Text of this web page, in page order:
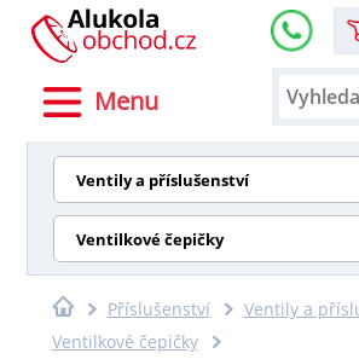
Menu
Ventily a příslušenství
Ventilkové čepičky
Příslušenství
Ventily a
Ventilkové čepičky